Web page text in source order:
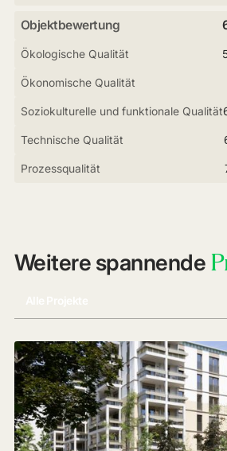
Objektbewertung
Ökologische Qualität
Ökonomische Qualität
Soziokulturelle und funktionale Qualität
Technische Qualität
Prozessqualität
Weitere spannende